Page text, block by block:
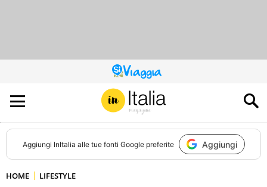
QUESTO
SITO
CONTRIBUISCE
ALL’AUDIENCE
DI
Aggiungi InItalia alle tue fonti Google preferite Aggiungi
HOME LIFESTYLE